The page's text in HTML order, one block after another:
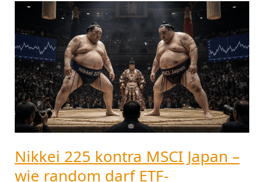
Nikkei 225 kontra MSCI Japan –
wie random darf ETF-
Nikkei
kontra
MSCI
Japan
–
wie
random
darf
ETF-
Performance
sein?